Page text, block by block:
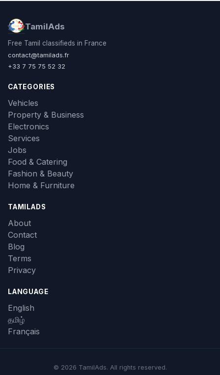
TamilAds
Free Tamil classifieds in France
contact@tamilads.fr
+33 7 75 75 52 32
CATEGORIES
Vehicles
Property & Business
Electronics
Services
Jobs
Food & Catering
Fashion & Beauty
Home & Furniture
TAMILADS
About
Contact
Blog
Terms
Privacy
LANGUAGE
English
தமிழ்
Français
© 2026 TamilAds. All rights reserved.